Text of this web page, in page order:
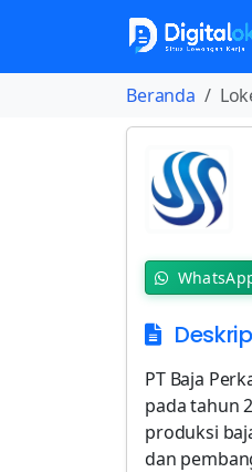
Beranda
PT Baja
pada tahun
produksi
dan